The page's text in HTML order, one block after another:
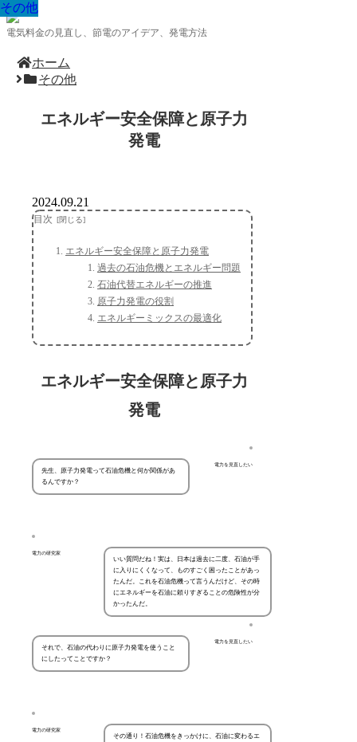
電気料金の見直し、節電のアイデア、発電方法
ホーム
その他
エネルギー安全保障と原子力
発電
その他
2024.09.21
目次
エネルギー安全保障と原子力発電
過去の石油危機とエネルギー問題
石油代替エネルギーの推進
原子力発電の役割
エネルギーミックスの最適化
エネルギー安全保障と原子力
発電
電力を見直したい
先生、原子力発電って石油危機と何か関係があ
るんですか？
電力の研究家
いい質問だね！実は、日本は過去に二度、石油が手
に入りにくくなって、ものすごく困ったことがあっ
たんだ。これを石油危機って言うんだけど、その時
にエネルギーを石油に頼りすぎることの危険性が分
かったんだ。
電力を見直したい
それで、石油の代わりに原子力発電を使うこと
にしたってことですか？
電力の研究家
その通り！石油危機をきっかけに、石油に変わるエ
その他
その他
その他
その他
その他
その他
その他
その他